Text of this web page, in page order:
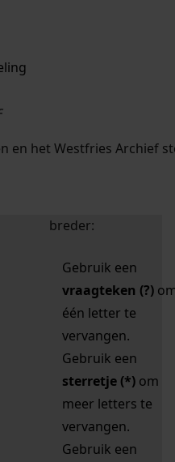
aantal zoektips.
aantal zoektips.
en het Westfries Archief
uw zoekopdracht te
breder:
Gebruik een
vraagteken (?)
één letter te
vervangen.
Gebruik een
sterretje (*) om
meer letters te
vervangen.
Gebruik een